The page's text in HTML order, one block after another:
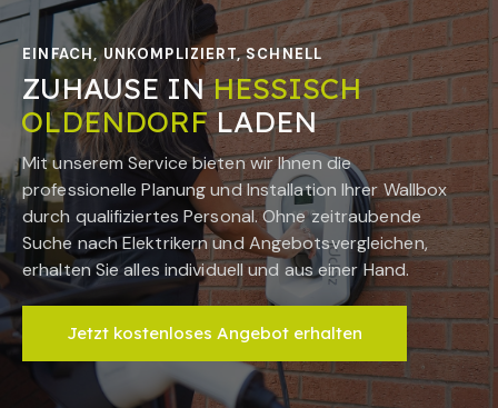
EINFACH, UNKOMPLIZIERT, SCHNELL
ZUHAUSE INHESSISCH
OLDENDORFLADEN
Mit unserem Service bieten wir Ihnen die
professionelle Planung und Installation Ihrer Wallbox
durch qualifiziertes Personal. Ohne zeitraubende
Suche nach Elektrikern und Angebotsvergleichen,
erhalten Sie alles individuell und aus einer Hand.
Jetzt kostenloses Angebot erhalten